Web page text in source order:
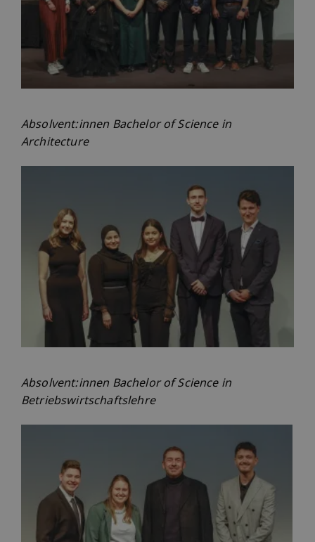
Absolvent:innen Bachelor of Science in
Architecture
Absolvent:innen Bachelor of Science in
Betriebswirtschaftslehre